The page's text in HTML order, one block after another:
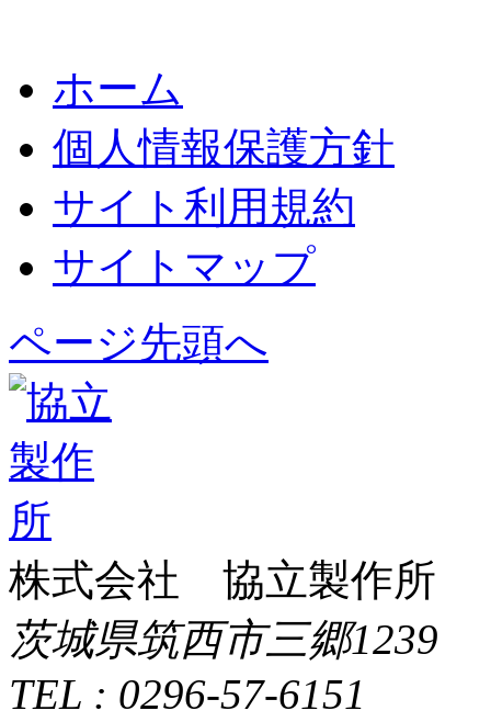
ホーム
個人情報保護方針
サイト利用規約
サイトマップ
ページ先頭へ
株式会社 協立製作所
茨城県筑西市三郷1239
TEL : 0296-57-6151